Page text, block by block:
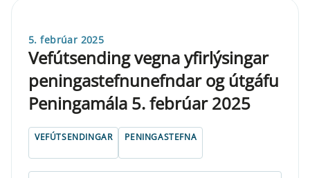
5. febrúar 2025
Vefútsending vegna yfirlýsingar
peningastefnunefndar og útgáfu
Peningamála 5. febrúar 2025
VEFÚTSENDINGAR PENINGASTEFNA